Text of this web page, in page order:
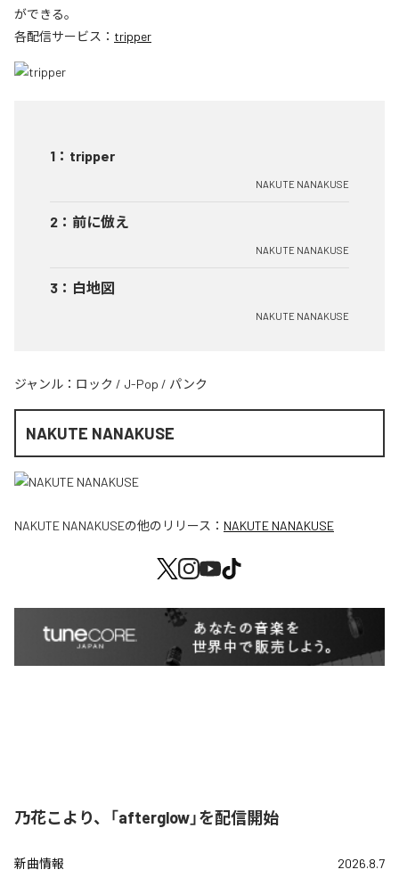
ができる。
各配信サービス： tripper
1 ： tripper
NAKUTE NANAKUSE
2 ： 前に倣え
NAKUTE NANAKUSE
3 ： 白地図
NAKUTE NANAKUSE
ジャンル： ロック / J-Pop / パンク
NAKUTE NANAKUSE
NAKUTE NANAKUSEの他のリリース： NAKUTE NANAKUSE
乃花こより、「afterglow」を配信開始
新曲情報 2026.8.7